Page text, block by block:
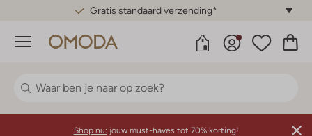
Gratis standaard verzending*
Menu
Shop nu: jouw must-haves tot 70% korting!